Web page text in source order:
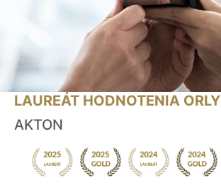
LAUREÁT HODNOTENIA ORLY
AKTON